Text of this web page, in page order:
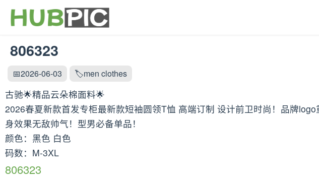
806323
📅2026-06-03 🏷️men clothes
古驰🌟精品云朵棉面料🌟
2026春夏新款首发专柜最新款短袖圆领T恤 高端订制 设计前卫时尚！品牌
身效果无敌帅气！型男必备单品！
颜色：黑色 白色
码数：M-3XL
806323